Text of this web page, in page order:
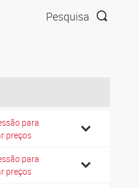
Pesquisa
para
preços
para
preços